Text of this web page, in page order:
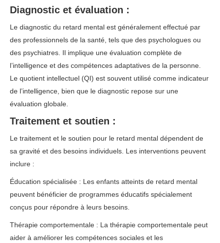
Diagnostic et évaluation :
Le diagnostic du retard mental est généralement effectué par
des professionnels de la santé, tels que des psychologues ou
des psychiatres. Il implique une évaluation complète de
l’intelligence et des compétences adaptatives de la personne.
Le quotient intellectuel (QI) est souvent utilisé comme indicateur
de l’intelligence, bien que le diagnostic repose sur une
évaluation globale.
Traitement et soutien :
Le traitement et le soutien pour le retard mental dépendent de
sa gravité et des besoins individuels. Les interventions peuvent
inclure :
Éducation spécialisée : Les enfants atteints de retard mental
peuvent bénéficier de programmes éducatifs spécialement
conçus pour répondre à leurs besoins.
Thérapie comportementale : La thérapie comportementale peut
aider à améliorer les compétences sociales et les